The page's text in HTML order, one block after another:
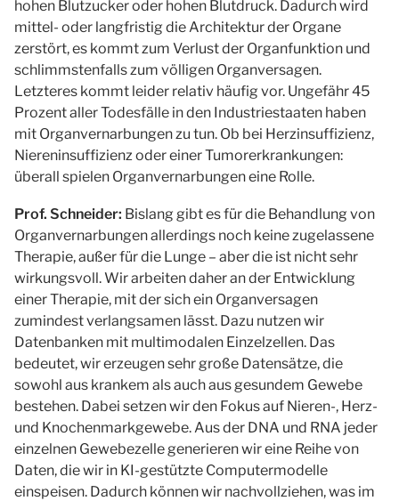
hohen Blutzucker oder hohen Blutdruck. Dadurch wird
mittel- oder langfristig die Architektur der Organe
zerstört, es kommt zum Verlust der Organfunktion und
schlimmstenfalls zum völligen Organversagen.
Letzteres kommt leider relativ häufig vor. Ungefähr 45
Prozent aller Todesfälle in den Industriestaaten haben
mit Organvernarbungen zu tun. Ob bei Herzinsuffizienz,
Niereninsuffizienz oder einer Tumorerkrankungen:
überall spielen Organvernarbungen eine Rolle.
Prof. Schneider: Bislang gibt es für die Behandlung von
Organvernarbungen allerdings noch keine zugelassene
Therapie, außer für die Lunge – aber die ist nicht sehr
wirkungsvoll. Wir arbeiten daher an der Entwicklung
einer Therapie, mit der sich ein Organversagen
zumindest verlangsamen lässt. Dazu nutzen wir
Datenbanken mit multimodalen Einzelzellen. Das
bedeutet, wir erzeugen sehr große Datensätze, die
sowohl aus krankem als auch aus gesundem Gewebe
bestehen. Dabei setzen wir den Fokus auf Nieren-, Herz-
und Knochenmarkgewebe. Aus der DNA und RNA jeder
einzelnen Gewebezelle generieren wir eine Reihe von
Daten, die wir in KI-gestützte Computermodelle
einspeisen. Dadurch können wir nachvollziehen, was im